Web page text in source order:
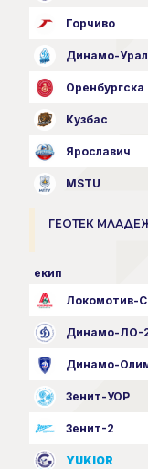
Горчиво
Динамо-Урал
Оренбургска
Кузбас
Ярославич
MSTU
ГЕОТЕК
екип
Локомотив-
Динамо-ЛО-
Динамо-
Зенит-УОР
Зенит-2
YUKIOR